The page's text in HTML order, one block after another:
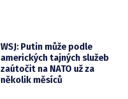
WSJ: Putin může podle
amerických tajných služeb
zaútočit na NATO už za
několik měsíců